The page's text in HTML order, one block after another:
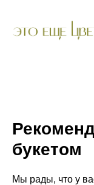
букетом
Мы рады, что у